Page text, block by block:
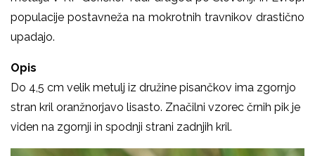
populacije postavneža na mokrotnih travnikov drastično
upadajo.
Opis
Do 4,5 cm velik metulj iz družine pisančkov ima zgornjo
stran kril oranžnorjavo lisasto. Značilni vzorec črnih pik je
viden na zgornji in spodnji strani zadnjih kril.